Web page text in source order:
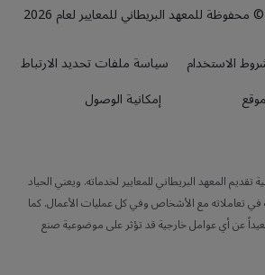
للمعهد البريطاني للمعايير لعام 2026
الاستخدام
سياسة ملفات تحديد الارتباط
إمكانية الوصول
تقديم المعهد البريطاني للمعايير لخدماته. ويعني الحياد
مع الأشخاص وفي كل عمليات الأعمال. كما
عن أي عوامل خارجية قد تؤثر على موضوعية صنع